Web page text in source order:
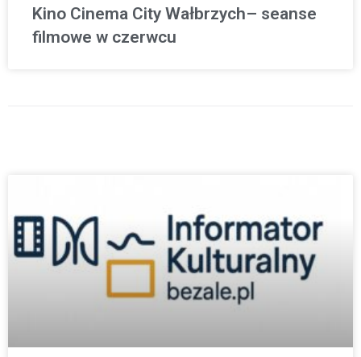
Kino Cinema City Wałbrzych– seanse
filmowe w czerwcu